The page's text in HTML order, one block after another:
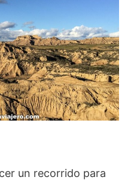
un recorrido para